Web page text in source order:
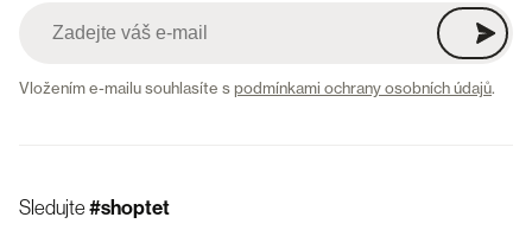
Vložením e-mailu souhlasíte spodmínkami ochrany osobních údajů.
Sledujte#shoptet